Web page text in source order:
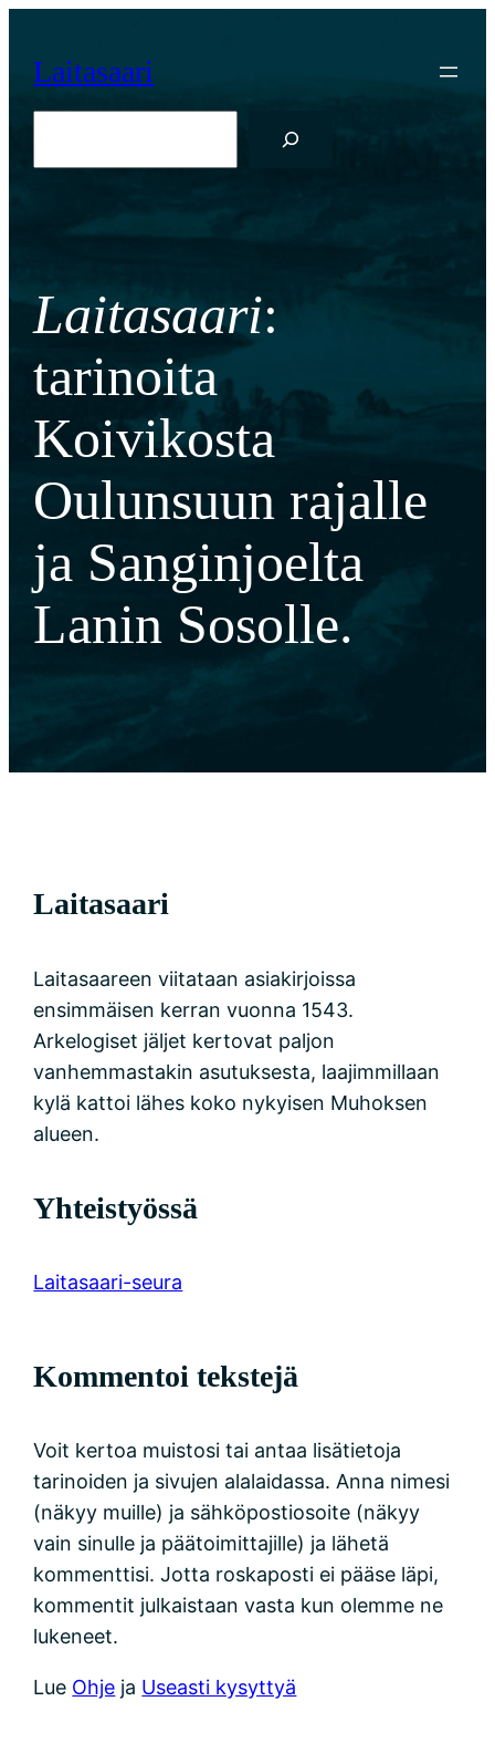
Laitasaari
Laitasaari:
tarinoita
Koivikosta
Oulunsuun rajalle
ja Sanginjoelta
Lanin Sosolle.
Laitasaari
Laitasaareen viitataan asiakirjoissa
ensimmäisen kerran vuonna 1543.
Arkelogiset jäljet kertovat paljon
vanhemmastakin asutuksesta, laajimmillaan
kylä kattoi lähes koko nykyisen Muhoksen
alueen.
Yhteistyössä
Laitasaari-seura
Kommentoi tekstejä
Voit kertoa muistosi tai antaa lisätietoja
tarinoiden ja sivujen alalaidassa. Anna nimesi
(näkyy muille) ja sähköpostiosoite (näkyy
vain sinulle ja päätoimittajille) ja lähetä
kommenttisi. Jotta roskaposti ei pääse läpi,
kommentit julkaistaan vasta kun olemme ne
lukeneet.
Lue Ohje ja Useasti kysyttyä